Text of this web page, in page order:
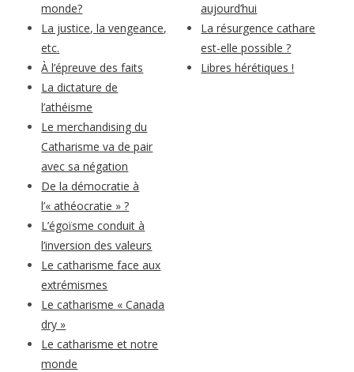
monde?
La justice, la vengeance,
etc.
À l’épreuve des faits
La dictature de
l’athéisme
Le merchandising du
Catharisme va de pair
avec sa négation
De la démocratie à
l’« athéocratie » ?
L’égoïsme conduit à
l’inversion des valeurs
Le catharisme face aux
extrémismes
Le catharisme « Canada
dry »
Le catharisme et notre
monde
aujourd’hui
La résurgence cathare
est-elle possible ?
Libres hérétiques !